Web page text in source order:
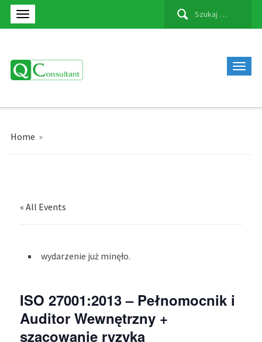
Szukaj:
Home »
« All Events
wydarzenie już minęło.
ISO 27001:2013 – Pełnomocnik i
Auditor Wewnętrzny +
szacowanie ryzyka